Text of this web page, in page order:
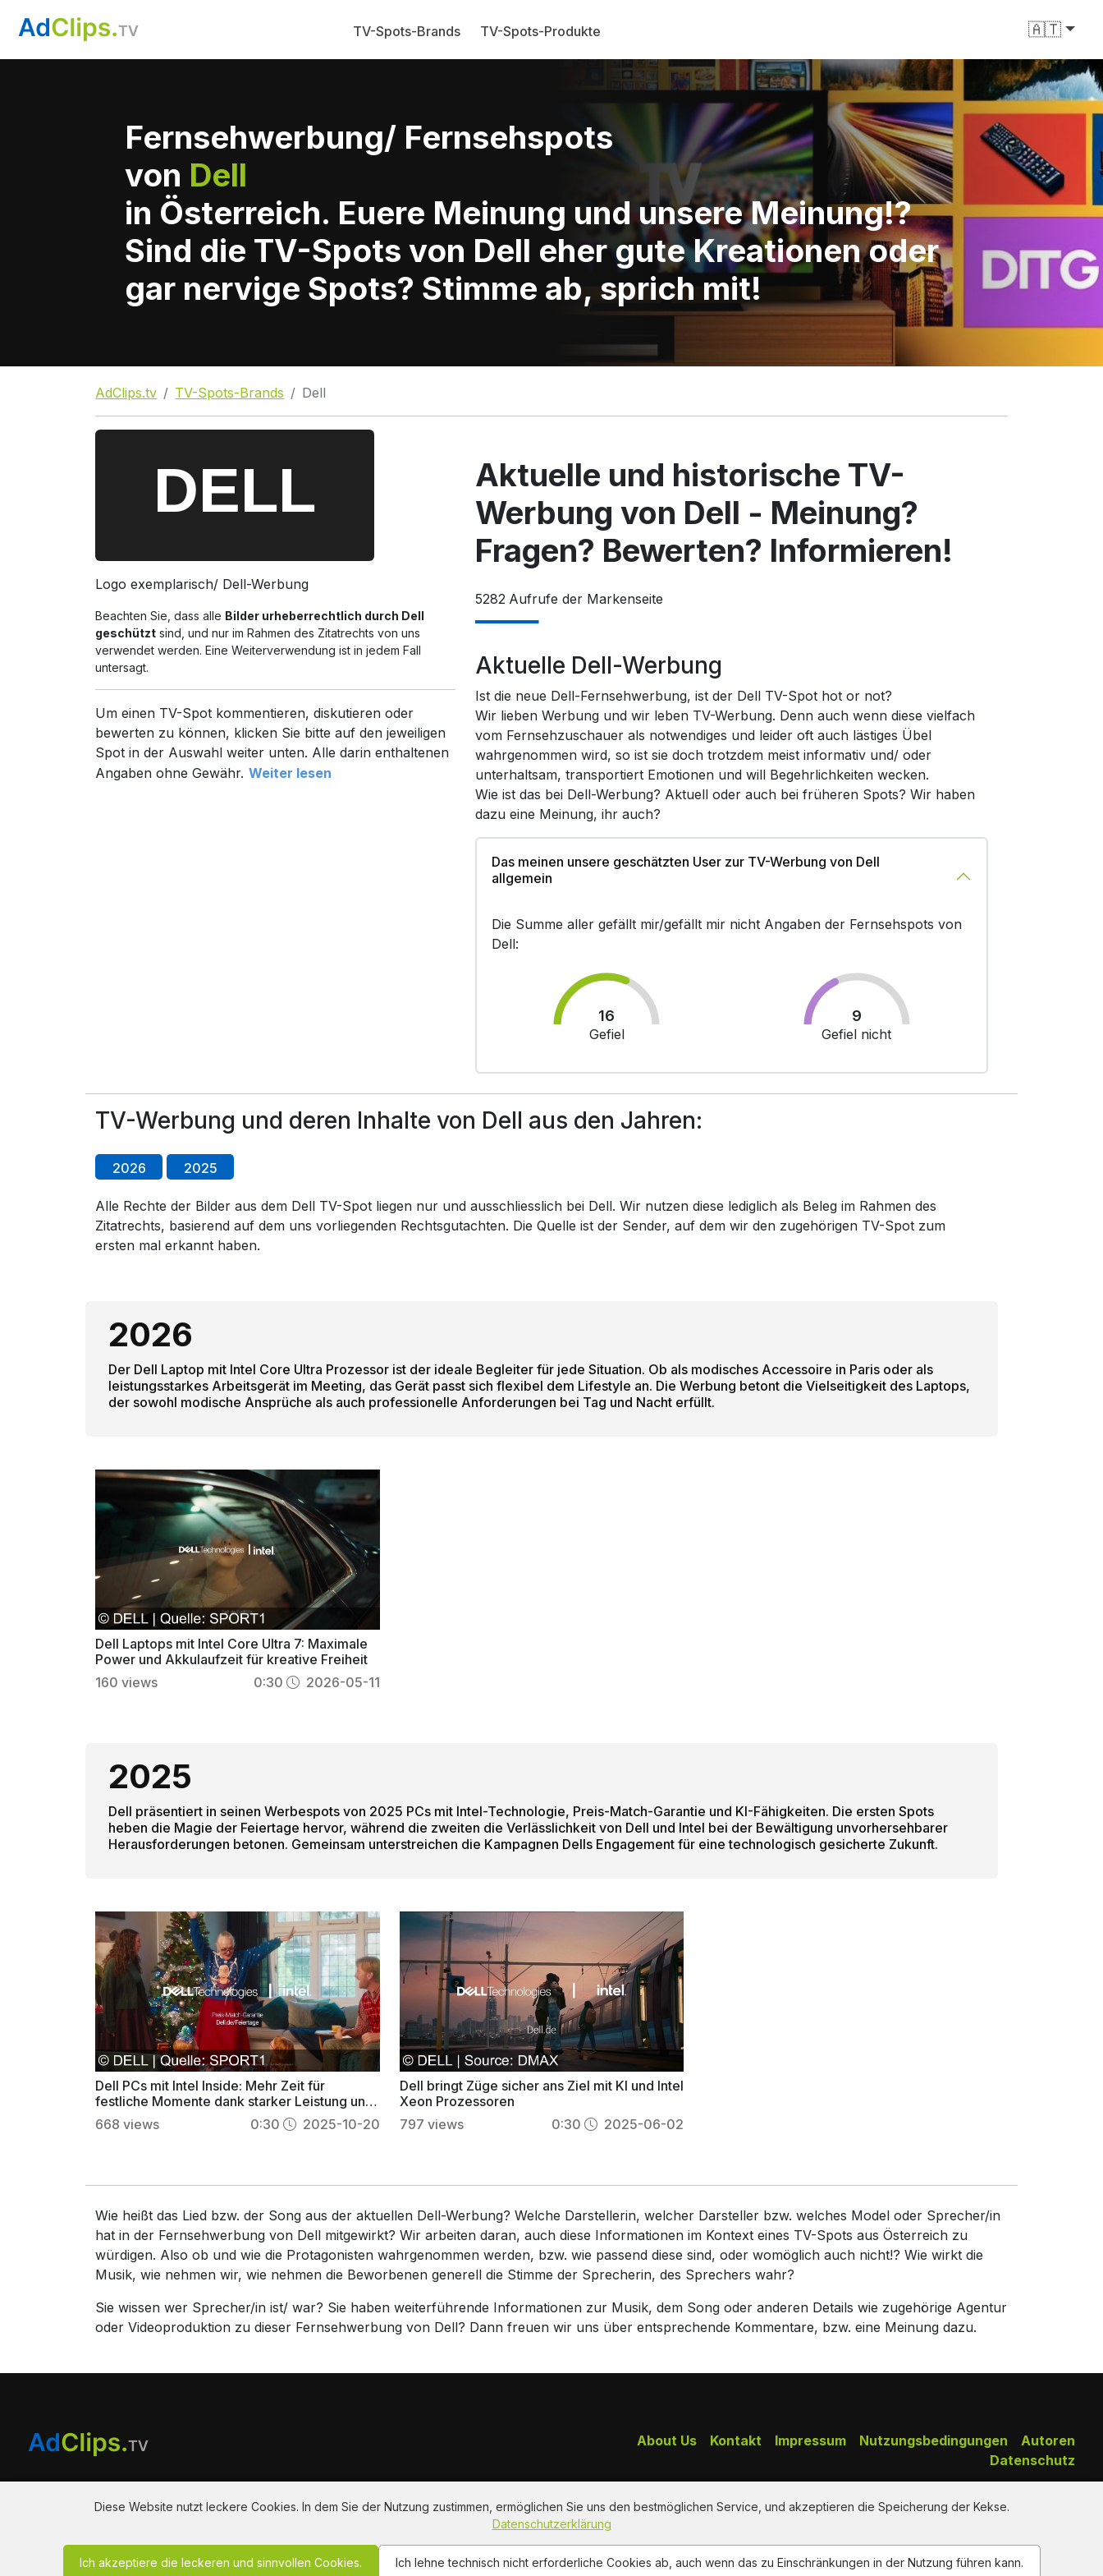
Diese Website nutzt leckere Cookies. In dem Sie der Nutzung zustimmen, ermöglichen Sie uns den bestmöglichen Service, und akzeptieren die Speicherung der Kekse.
Datenschutzerklärung
Ich akzeptiere die leckeren und sinnvollen Cookies. Ich lehne technisch nicht erforderliche Cookies ab, auch wenn das zu Einschränkungen in der Nutzung führen kann.
TV-Spots-Brands TV-Spots-Produkte 🇦🇹
Fernsehwerbung/ Fernsehspots
von Dell
in Österreich. Euere Meinung und unsere Meinung!?
Sind die TV-Spots von Dell eher gute Kreationen oder
gar nervige Spots? Stimme ab, sprich mit!
AdClips.tv TV-Spots-Brands Dell
Logo exemplarisch/ Dell-Werbung
Beachten Sie, dass alle Bilder urheberrechtlich durch Dell
geschützt sind, und nur im Rahmen des Zitatrechts von uns
verwendet werden. Eine Weiterverwendung ist in jedem Fall
untersagt.
Um einen TV-Spot kommentieren, diskutieren oder
bewerten zu können, klicken Sie bitte auf den jeweiligen
Spot in der Auswahl weiter unten. Alle darin enthaltenen
Angaben ohne Gewähr. Weiter lesen
Aktuelle und historische TV-
Werbung von Dell - Meinung?
Fragen? Bewerten? Informieren!
5282 Aufrufe der Markenseite
Aktuelle Dell-Werbung
Ist die neue Dell-Fernsehwerbung, ist der Dell TV-Spot hot or not?
Wir lieben Werbung und wir leben TV-Werbung. Denn auch wenn diese vielfach
vom Fernsehzuschauer als notwendiges und leider oft auch lästiges Übel
wahrgenommen wird, so ist sie doch trotzdem meist informativ und/ oder
unterhaltsam, transportiert Emotionen und will Begehrlichkeiten wecken.
Wie ist das bei Dell-Werbung? Aktuell oder auch bei früheren Spots? Wir haben
dazu eine Meinung, ihr auch?
Das meinen unsere geschätzten User zur TV-Werbung von Dell
allgemein
Die Summe aller gefällt mir/gefällt mir nicht Angaben der Fernsehspots von
Dell:
16
Gefiel
9
Gefiel nicht
TV-Werbung und deren Inhalte von Dell aus den Jahren:
2026 2025
Alle Rechte der Bilder aus dem Dell TV-Spot liegen nur und ausschliesslich bei Dell. Wir nutzen diese lediglich als Beleg im Rahmen des
Zitatrechts, basierend auf dem uns vorliegenden Rechtsgutachten. Die Quelle ist der Sender, auf dem wir den zugehörigen TV-Spot zum
ersten mal erkannt haben.
2026
Der Dell Laptop mit Intel Core Ultra Prozessor ist der ideale Begleiter für jede Situation. Ob als modisches Accessoire in Paris oder als
leistungsstarkes Arbeitsgerät im Meeting, das Gerät passt sich flexibel dem Lifestyle an. Die Werbung betont die Vielseitigkeit des Laptops,
der sowohl modische Ansprüche als auch professionelle Anforderungen bei Tag und Nacht erfüllt.
Dell Laptops mit Intel Core Ultra 7: Maximale
Power und Akkulaufzeit für kreative Freiheit
160 views 0:30 2026-05-11
2025
Dell präsentiert in seinen Werbespots von 2025 PCs mit Intel-Technologie, Preis-Match-Garantie und KI-Fähigkeiten. Die ersten Spots
heben die Magie der Feiertage hervor, während die zweiten die Verlässlichkeit von Dell und Intel bei der Bewältigung unvorhersehbarer
Herausforderungen betonen. Gemeinsam unterstreichen die Kampagnen Dells Engagement für eine technologisch gesicherte Zukunft.
Dell PCs mit Intel Inside: Mehr Zeit für
festliche Momente dank starker Leistung und
Preis-Match-Garantie
668 views 0:30 2025-10-20
Dell bringt Züge sicher ans Ziel mit KI und Intel
Xeon Prozessoren
797 views 0:30 2025-06-02
Wie heißt das Lied bzw. der Song aus der aktuellen Dell-Werbung? Welche Darstellerin, welcher Darsteller bzw. welches Model oder Sprecher/in
hat in der Fernsehwerbung von Dell mitgewirkt? Wir arbeiten daran, auch diese Informationen im Kontext eines TV-Spots aus Österreich zu
würdigen. Also ob und wie die Protagonisten wahrgenommen werden, bzw. wie passend diese sind, oder womöglich auch nicht!? Wie wirkt die
Musik, wie nehmen wir, wie nehmen die Beworbenen generell die Stimme der Sprecherin, des Sprechers wahr?
Sie wissen wer Sprecher/in ist/ war? Sie haben weiterführende Informationen zur Musik, dem Song oder anderen Details wie zugehörige Agentur
oder Videoproduktion zu dieser Fernsehwerbung von Dell? Dann freuen wir uns über entsprechende Kommentare, bzw. eine Meinung dazu.
Am Hausacker 7 , 85461 Bockhorn
info@adclips.tv
Autoren
Nutzungsbedingungen
Impressum
Kontakt
About Us
Datenschutz
Copy Right Reserved by AdClips.TV @ 2026